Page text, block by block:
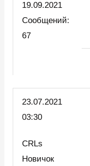
19.09.2021
Сообщений:
67
23.07.2021
03:30
CRLs
Новичок